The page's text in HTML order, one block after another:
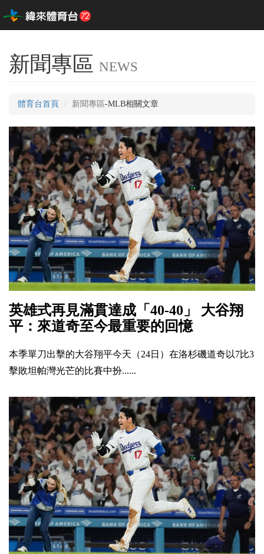
新聞專區 NEWS
體育台首頁 新聞專區-MLB相關文章
英雄式再見滿貫達成「40-40」 大谷翔
平：來道奇至今最重要的回憶
本季單刀出擊的大谷翔平今天（24日）在洛杉磯道奇以7比3
擊敗坦帕灣光芒的比賽中扮......